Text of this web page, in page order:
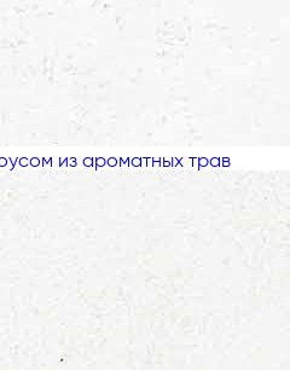
из ароматных трав